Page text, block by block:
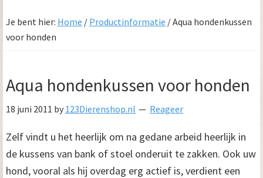
Je bent hier: Home / Productinformatie /Aqua hondenkussen
voor honden
Aqua hondenkussen voor honden
18 juni 2011 by 123Dierenshop.nl Reageer
Zelf vindt u het heerlijk om na gedane arbeid heerlijk in
de kussens van bank of stoel onderuit te zakken. Ook uw
hond, vooral als hij overdag erg actief is, verdient een